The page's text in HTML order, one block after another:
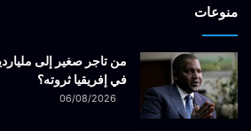
منوعات
من تاجر صغير إلى
في إفريقيا ثروته؟
06/08/2026